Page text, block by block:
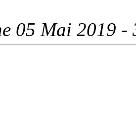
05 Mai 2019 -